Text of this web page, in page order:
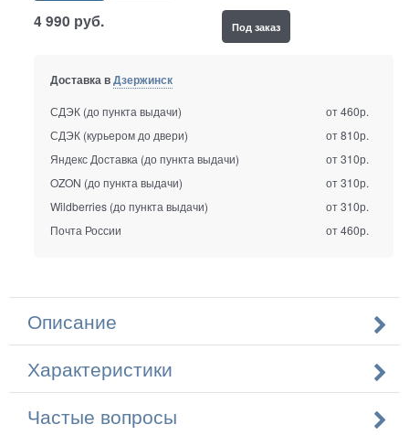
4 990 руб. Под заказ
Доставка вДзержинск
СДЭК (до пункта выдачи)
от 460р.
СДЭК (курьером до двери)
от 810р.
Яндекс Доставка (до пункта выдачи)
от 310р.
OZON (до пункта выдачи)
от 310р.
Wildberries (до пункта выдачи)
от 310р.
Почта России
от 460р.
Описание
Характеристики
Частые вопросы